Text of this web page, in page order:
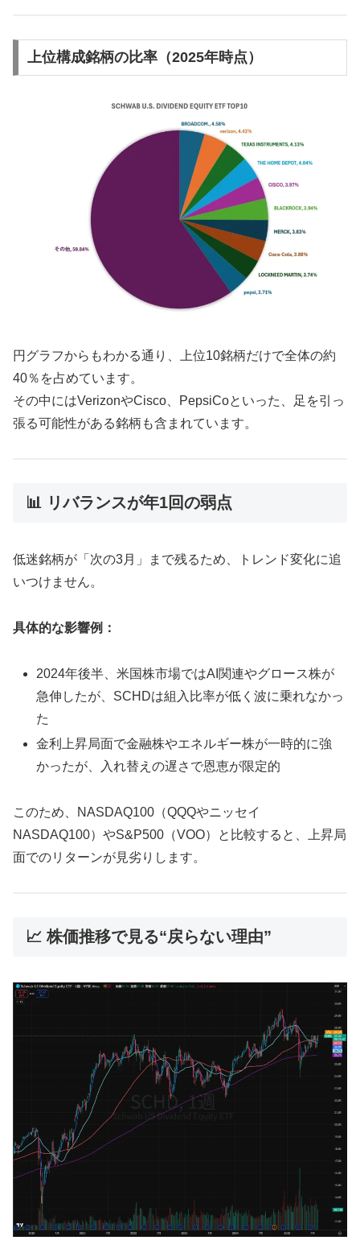
上位構成銘柄の比率（2025年時点）
円グラフからもわかる通り、上位10銘柄だけで全体の約
40％を占めています。
その中にはVerizonやCisco、PepsiCoといった、足を引っ
張る可能性がある銘柄も含まれています。
📊 リバランスが年1回の弱点
低迷銘柄が「次の3月」まで残るため、トレンド変化に追
いつけません。
具体的な影響例：
2024年後半、米国株市場ではAI関連やグロース株が
急伸したが、SCHDは組入比率が低く波に乗れなかっ
た
金利上昇局面で金融株やエネルギー株が一時的に強
かったが、入れ替えの遅さで恩恵が限定的
このため、NASDAQ100（QQQやニッセイ
NASDAQ100）やS&P500（VOO）と比較すると、上昇局
面でのリターンが見劣りします。
📈 株価推移で見る“戻らない理由”